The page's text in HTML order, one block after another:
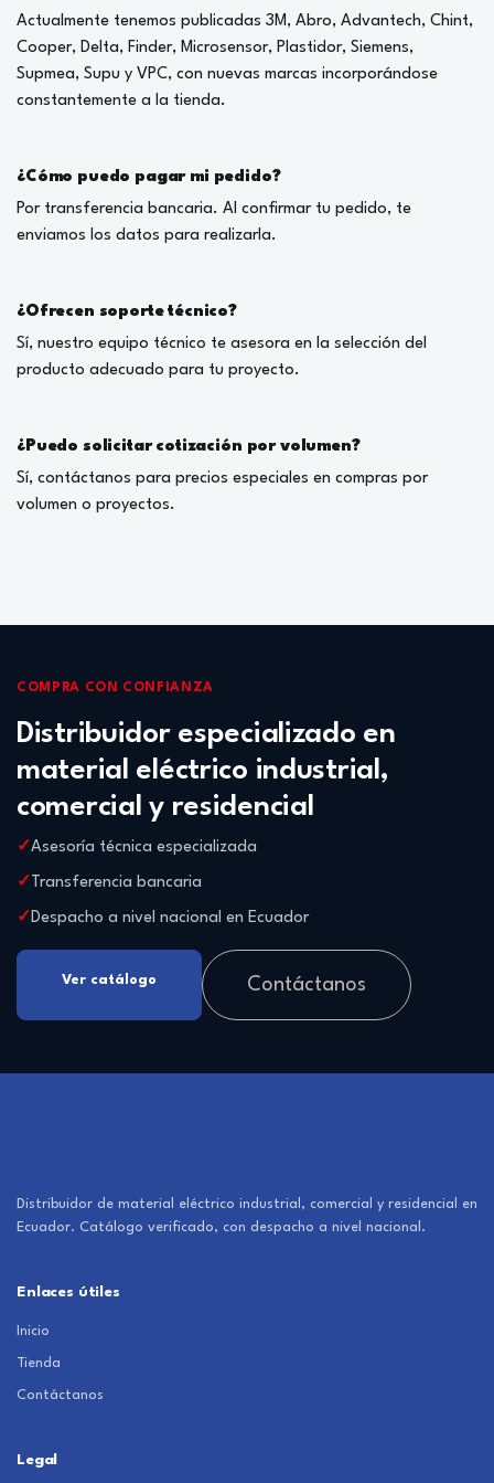
Actualmente tenemos publicadas 3M, Abro, Advantech, Chint,
Cooper, Delta, Finder, Microsensor, Plastidor, Siemens,
Supmea, Supu y VPC, con nuevas marcas incorporándose
constantemente a la tienda.
¿Cómo puedo pagar mi pedido?
Por transferencia bancaria. Al confirmar tu pedido, te
enviamos los datos para realizarla.
¿Ofrecen soporte técnico?
Sí, nuestro equipo técnico te asesora en la selección del
producto adecuado para tu proyecto.
¿Puedo solicitar cotización por volumen?
Sí, contáctanos para precios especiales en compras por
volumen o proyectos.
COMPRA CON CONFIANZA
Distribuidor especializado en
material eléctrico industrial,
comercial y residencial
Asesoría técnica especializada
Transferencia bancaria
Despacho a nivel nacional en Ecuador
Ver catálogo Contáctanos
Distribuidor de material eléctrico industrial, comercial y residencial en
Ecuador. Catálogo verificado, con despacho a nivel nacional.
Enlaces útiles
Inicio
Tienda
Contáctanos
Legal